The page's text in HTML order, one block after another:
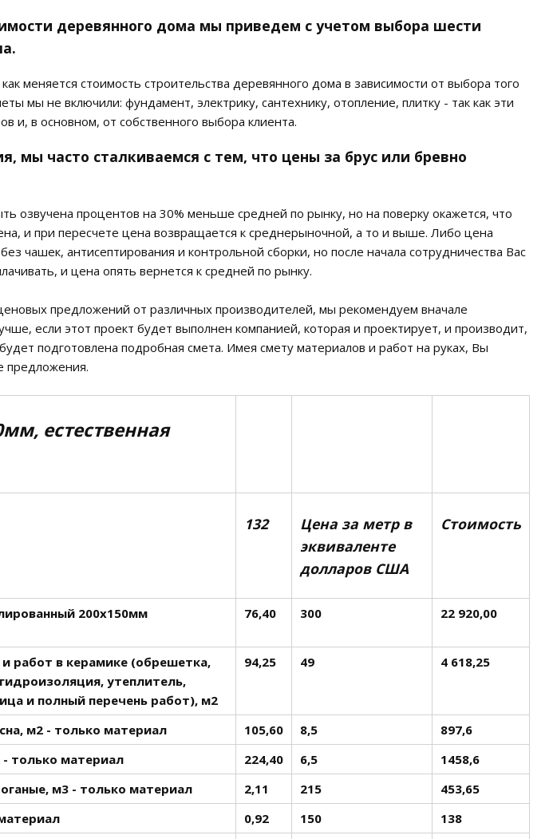
деревянного дома мы приведем с учетом выбора шести
меняется стоимость строительства деревянного дома в зависимости от выбора того
мы не включили: фундамент, электрику, сантехнику, отопление, плитку - так как эти
и, в основном, от собственного выбора клиента.
мы часто сталкиваемся с тем, что цены за брус или бревно
озвучена процентов на 30% меньше средней по рынку, но на поверку окажется, что
и при пересчете цена возвращается к среднерыночной, а то и выше. Либо цена
чашек, антисептирования и контрольной сборки, но после начала сотрудничества Вас
и цена опять вернется к средней по рынку.
предложений от различных производителей, мы рекомендуем вначале
если этот проект будет выполнен компанией, которая и проектирует, и производит,
подготовлена подробная смета. Имея смету материалов и работ на руках, Вы
предложения.
естественная
132
Цена за метр в
эквиваленте
долларов США
Стоимость
200х150мм
76,40 300 22 920,00
работ в керамике (обрешетка,
утеплитель,
и полный перечень работ), м2
94,25 49 4 618,25
м2 - только материал 105,60 8,5
897,6
только материал
224,40 6,5
1458,6
м3 - только материал
2,11 215
453,65
0,92 150
138